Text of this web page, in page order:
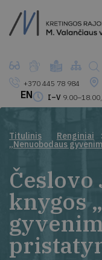
+370 445 78 984
I–V 9.00–18.00,
EN
Titulinis Renginiai
„Nenuobodaus
Česlovo
knygos